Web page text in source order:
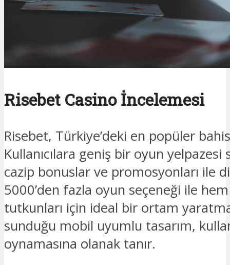
Risebet Casino İncelemesi
Risebet, Türkiye’deki en popüler
Kullanıcılara geniş bir oyun yelpazesi
cazip bonuslar ve promosyonları ile
5000’den fazla oyun seçeneği ile
tutkunları için ideal bir ortam
sunduğu mobil uyumlu tasarım,
oynamasına olanak tanır.